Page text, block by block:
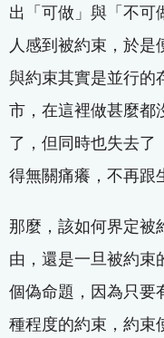
出「可做」與「不可
人感到被約束，於
與約束其實是並行的
市，在這裡做甚麼都
了，但同時也失去了
得無關痛癢，不再跟
那麼，該如何界定被
由，還是一旦被約束
個偽命題，因為只要
種程度的約束，約束